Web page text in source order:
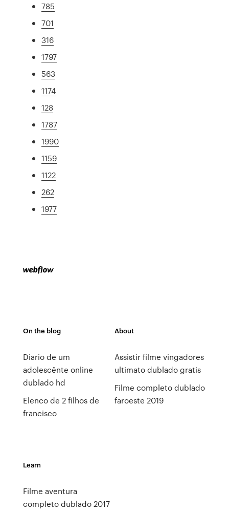
785
701
316
1797
563
1174
128
1787
1990
1159
1122
262
1977
On the blog
Diario de um
adolescênte online
dublado hd
Elenco de 2 filhos de
francisco
About
Assistir filme vingadores
ultimato dublado gratis
Filme completo dublado
faroeste 2019
Learn
Filme aventura
completo dublado 2017